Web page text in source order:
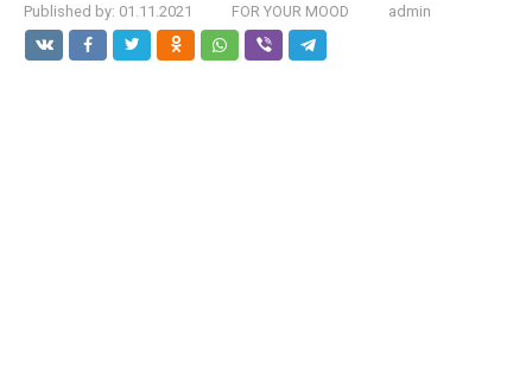
Published by: 01.11.2021 FOR YOUR MOOD admin